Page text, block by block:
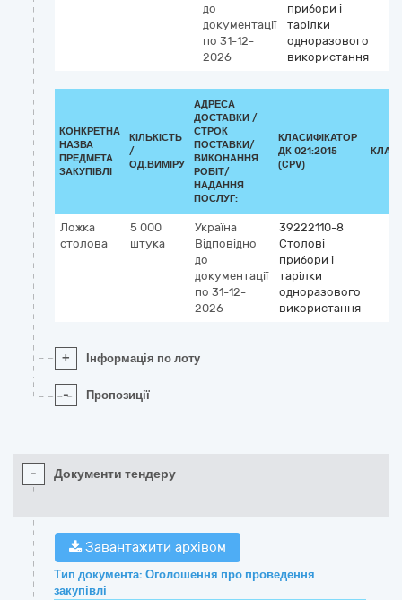
до
документації
по 31-12-
2026
прибори і
тарілки
одноразового
використання
КОНКРЕТНА
НАЗВА
ПРЕДМЕТА
ЗАКУПІВЛІ
КІЛЬКІСТЬ
/
ОД.ВИМІРУ
АДРЕСА
ДОСТАВКИ /
СТРОК
ПОСТАВКИ/
ВИКОНАННЯ
РОБІТ/
НАДАННЯ
ПОСЛУГ:
КЛАСИФІКАТОР
ДК 021:2015
(CPV)
Ложка
столова
5 000
штука
Україна
Відповідно
до
документації
по 31-12-
2026
39222110-8
Столові
прибори і
тарілки
одноразового
використання
+ Інформація по лоту
- Пропозиції
- Документи тендеру
Завантажити архівом
Тип документа: Оголошення про проведення
закупівлі